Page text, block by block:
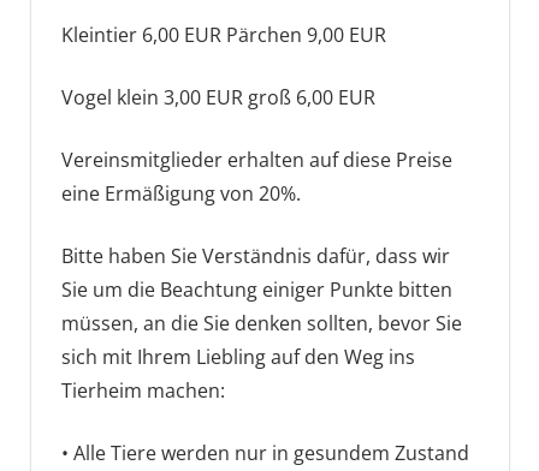
Kleintier 6,00 EUR Pärchen 9,00 EUR
Vogel klein 3,00 EUR groß 6,00 EUR
Vereinsmitglieder erhalten auf diese Preise
eine Ermäßigung von 20%.
Bitte haben Sie Verständnis dafür, dass wir
Sie um die Beachtung einiger Punkte bitten
müssen, an die Sie denken sollten, bevor Sie
sich mit Ihrem Liebling auf den Weg ins
Tierheim machen:
• Alle Tiere werden nur in gesundem Zustand